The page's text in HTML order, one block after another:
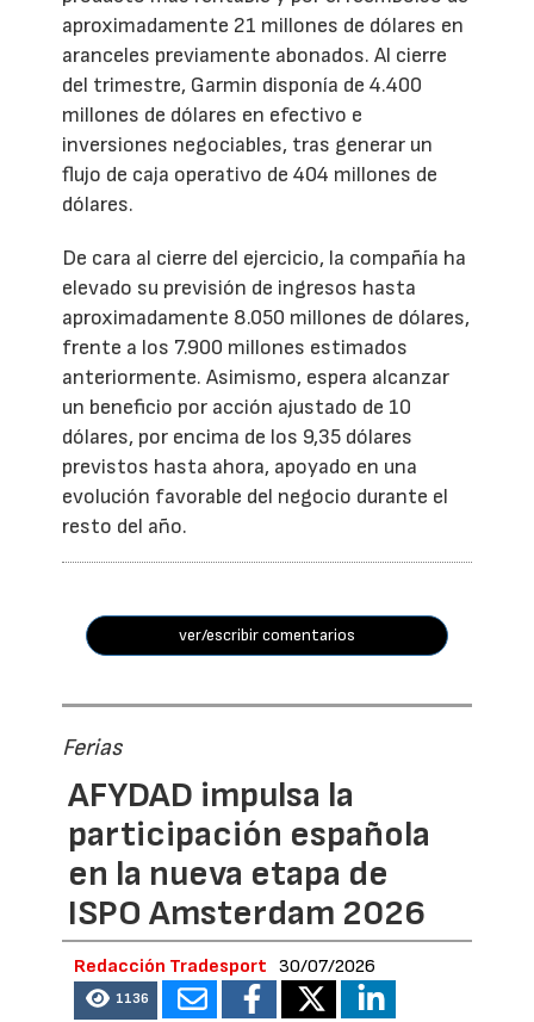
aproximadamente 21 millones de dólares en
aranceles previamente abonados. Al cierre
del trimestre, Garmin disponía de 4.400
millones de dólares en efectivo e
inversiones negociables, tras generar un
flujo de caja operativo de 404 millones de
dólares.
De cara al cierre del ejercicio, la compañía ha
elevado su previsión de ingresos hasta
aproximadamente 8.050 millones de dólares,
frente a los 7.900 millones estimados
anteriormente. Asimismo, espera alcanzar
un beneficio por acción ajustado de 10
dólares, por encima de los 9,35 dólares
previstos hasta ahora, apoyado en una
evolución favorable del negocio durante el
resto del año.
ver/escribir comentarios
Ferias
AFYDAD impulsa la
participación española
en la nueva etapa de
ISPO Amsterdam 2026
Redacción Tradesport 30/07/2026
1136